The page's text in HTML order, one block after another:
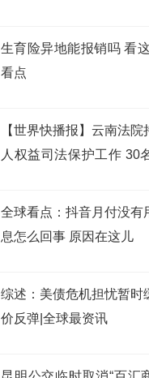
生育险异地能报销吗 看
看点
【世界快播报】云南法
人权益司法保护工作 30
全球看点：抖音月付没有
息怎么回事 原因在这儿
综述：美债危机担忧暂时
价反弹|全球最资讯